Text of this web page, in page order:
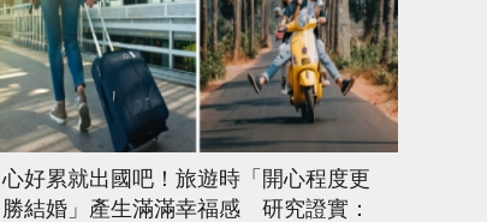
心好累就出國吧！旅遊時「開心程度更
勝結婚」產生滿滿幸福感 研究證實：